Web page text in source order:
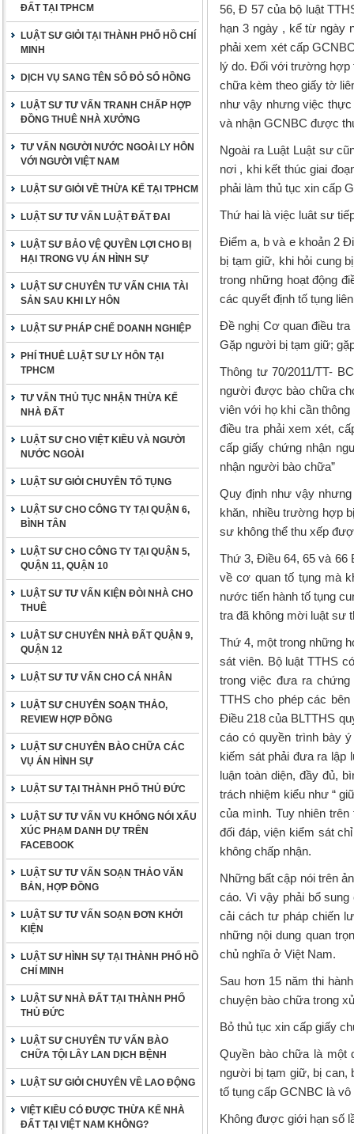
ĐẤT TẠI TPHCM
LUẬT SƯ GIỎI TẠI THÀNH PHỐ HỒ CHÍ
MINH
DỊCH VỤ SANG TÊN SỔ ĐỎ SỔ HỒNG
LUẬT SƯ TƯ VẤN TRANH CHẤP HỢP
ĐỒNG THUÊ NHÀ XƯỞNG
TƯ VẤN NGƯỜI NƯỚC NGOÀI LY HÔN
VỚI NGƯỜI VIỆT NAM
LUẬT SƯ GIỎI VỀ THỪA KẾ TẠI TPHCM
LUẬT SƯ TƯ VẤN LUẬT ĐẤT ĐAI
LUẬT SƯ BẢO VỆ QUYỀN LỢI CHO BỊ
HẠI TRONG VỤ ÁN HÌNH SỰ
LUẬT SƯ CHUYÊN TƯ VẤN CHIA TÀI
SẢN SAU KHI LY HÔN
LUẬT SƯ PHÁP CHẾ DOANH NGHIỆP
PHÍ THUÊ LUẬT SƯ LY HÔN TẠI
TPHCM
TƯ VẤN THỦ TỤC NHẬN THỪA KẾ
NHÀ ĐẤT
LUẬT SƯ CHO VIỆT KIỀU VÀ NGƯỜI
NƯỚC NGOÀI
LUẬT SƯ GIỎI CHUYÊN TỐ TỤNG
LUẬT SƯ CHO CÔNG TY TẠI QUẬN 6,
BÌNH TÂN
LUẬT SƯ CHO CÔNG TY TẠI QUẬN 5,
QUẬN 11, QUẬN 10
LUẬT SƯ TƯ VẤN KIỆN ĐÒI NHÀ CHO
THUÊ
LUẬT SƯ CHUYÊN NHÀ ĐẤT QUẬN 9,
QUẬN 12
LUẬT SƯ TƯ VẤN CHO CÁ NHÂN
LUẬT SƯ CHUYÊN SOẠN THẢO,
REVIEW HỢP ĐỒNG
LUẬT SƯ CHUYÊN BÀO CHỮA CÁC
VỤ ÁN HÌNH SỰ
LUẬT SƯ TẠI THÀNH PHỐ THỦ ĐỨC
LUẬT SƯ TƯ VẤN VU KHỐNG NÓI XẤU
XÚC PHẠM DANH DỰ TRÊN
FACEBOOK
LUẬT SƯ TƯ VẤN SOẠN THẢO VĂN
BẢN, HỢP ĐỒNG
LUẬT SƯ TƯ VẤN SOẠN ĐƠN KHỞI
KIỆN
LUẬT SƯ HÌNH SỰ TẠI THÀNH PHỐ HỒ
CHÍ MINH
LUẬT SƯ NHÀ ĐẤT TẠI THÀNH PHỐ
THỦ ĐỨC
LUẬT SƯ CHUYÊN TƯ VẤN BÀO
CHỮA TỘI LÂY LAN DỊCH BỆNH
LUẬT SƯ GIỎI CHUYÊN VỀ LAO ĐỘNG
VIỆT KIỀU CÓ ĐƯỢC THỪA KẾ NHÀ
ĐẤT TẠI VIỆT NAM KHÔNG?
56, Đ 57 của bộ luật
hạn 3 ngày , kể từ ngày
phải xem xét cấp
lý do. Đối với trường hợp
chữa kèm theo giấy tờ
như vậy nhưng việc
và nhận GCNBC được
Ngoài ra Luật Luật sư
nơi , khi kết thúc giai
phải làm thủ tục xin cấp
Thứ hai là việc luât sư
Điểm a, b và e khoản 2
bị tạm giữ, khi hỏi cung
trong những hoạt động
các quyết định tố tụng
Đề nghị Cơ quan điều
Gặp người bị tạm giữ;
Thông tư 70/2011/TT-
người được bào chữa
viên với họ khi cần
điều tra phải xem xét,
cấp giấy chứng nhận
nhận người bào chữa”
Quy định như vậy
khăn, nhiều trường hợp
sư không thể thu xếp
Thứ 3, Điều 64, 65 và 66
về cơ quan tố tụng mà
nước tiến hành tố tụng
tra đã không mời luật sư
Thứ 4, một trong những
sát viên. Bộ luật TTHS
trong việc đưa ra
TTHS cho phép các
Điều 218 của BLTTHS
cáo có quyền trình bày
kiếm sát phải đưa ra lập
luận toàn diện, đầy đủ,
trách nhiệm kiểu như “
của mình. Tuy nhiên
đối đáp, viện kiểm sát
không chấp nhận.
Những bất cập nói trên
cáo. Vì vậy phải bổ
cải cách tư pháp chiến
những nội dung quan
chủ nghĩa ở Việt Nam.
Sau hơn 15 năm thi
chuyện bào chữa trong
Bỏ thủ tục xin cấp giấy
Quyền bào chữa là một
người bị tạm giữ, bị can,
tố tụng cấp GCNBC là
Không được giới hạn số